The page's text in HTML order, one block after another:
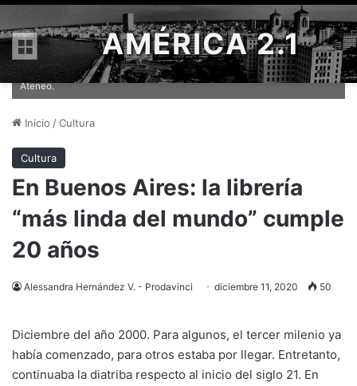
Menú AMÉRICA 2.1
En diciembre de 2000 el teatro reabrió sus puertas como librería El
Ateneo.
Inicio /Cultura
Cultura
En Buenos Aires: la librería
“más linda del mundo” cumple
20 años
Alessandra Hernández V. - Prodavinci diciembre 11, 2020 50
Diciembre del año 2000. Para algunos, el tercer milenio ya
había comenzado, para otros estaba por llegar. Entretanto,
continuaba la diatriba respecto al inicio del siglo 21. En